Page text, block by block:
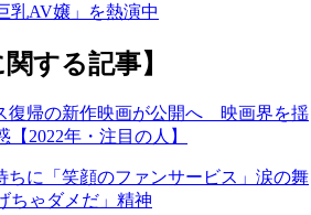
乳AV嬢」を熱演中
する記事】
復帰の新作映画が公開へ 映画界を揺
2022年・注目の人】
ちに「笑顔のファンサービス」涙の舞
ちゃダメだ」精神